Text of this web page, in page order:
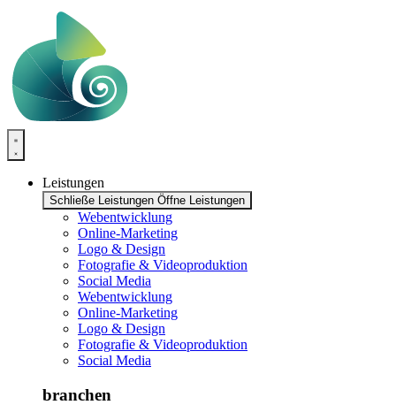
springen
Leistungen
Schließe Leistungen Öffne Leistungen
Webentwicklung
Online-Marketing
Logo & Design
Fotografie & Videoproduktion
Social Media
Webentwicklung
Online-Marketing
Logo & Design
Fotografie & Videoproduktion
Social Media
branchen